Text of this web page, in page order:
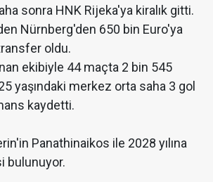
sonra HNK Rijeka'ya kiralık gitti.
Nürnberg'den 650 bin Euro'ya
oldu.
ekibiyle 44 maçta 2 bin 545
yaşındaki merkez orta saha 3 gol
kaydetti.
Panathinaikos ile 2028 yılına
bulunuyor.